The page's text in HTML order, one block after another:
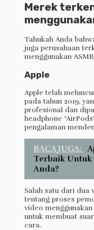
Merek
Tahukah Anda
juga perusahaan
menggunakan
Apple
Apple telah
pada tahun 2019,
profesional dan
headphone
pengalaman
BACA JUGA:
Terbaik Untuk
Anda?
Salah satu dari dua
tentang proses
video
untuk membuat
cara.